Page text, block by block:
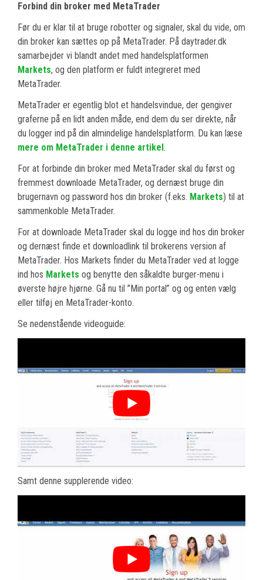
Forbind din broker med MetaTrader
Før du er klar til at bruge robotter og signaler, skal du vide, om
din broker kan sættes op på MetaTrader. På daytrader.dk
samarbejder vi blandt andet med handelsplatformen
Markets, og den platform er fuldt integreret med
MetaTrader.
MetaTrader er egentlig blot et handelsvindue, der gengiver
graferne på en lidt anden måde, end dem du ser direkte, når
du logger ind på din almindelige handelsplatform. Du kan læse
mere om MetaTrader i denne artikel .
For at forbinde din broker med MetaTrader skal du først og
fremmest downloade MetaTrader, og dernæst bruge din
brugernavn og password hos din broker (f.eks. Markets) til at
sammenkoble MetaTrader.
For at downloade MetaTrader skal du logge ind hos din broker
og dernæst finde et downloadlink til brokerens version af
MetaTrader. Hos Markets finder du MetaTrader ved at logge
ind hos Markets og benytte den såkaldte burger-menu i
øverste højre hjørne. Gå nu til ”Min portal” og og enten vælg
eller tilføj en MetaTrader-konto.
Se nedenstående videoguide:
Samt denne supplerende video: